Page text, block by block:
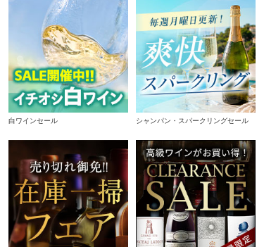
白ワインセール シャンパン・スパークリングセール